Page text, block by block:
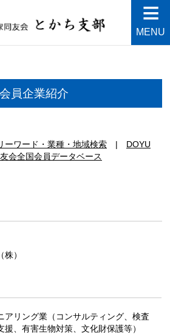
同友会とかち支
site
MENU
会員企業紹介
| DOYU
会全国会員データベース
）
アリング業（コンサルティング、検査
援、有害生物対策、文化財保護等）